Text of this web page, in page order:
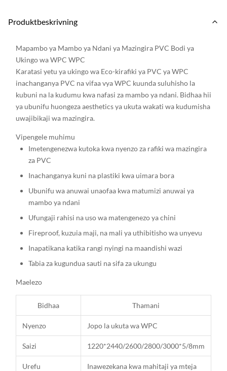
Produktbeskrivning
Mapambo ya Mambo ya Ndani ya Mazingira PVC Bodi ya
Ukingo wa WPC WPC
Karatasi yetu ya ukingo wa Eco-kirafiki ya PVC ya WPC
inachanganya PVC na vifaa vya WPC kuunda suluhisho la
kubuni na la kudumu kwa nafasi za mambo ya ndani. Bidhaa hii
ya ubunifu huongeza aesthetics ya ukuta wakati wa kudumisha
uwajibikaji wa mazingira.
Vipengele muhimu
Imetengenezwa kutoka kwa nyenzo za rafiki wa mazingira
za PVC
Inachanganya kuni na plastiki kwa uimara bora
Ubunifu wa anuwai unaofaa kwa matumizi anuwai ya
mambo ya ndani
Ufungaji rahisi na uso wa matengenezo ya chini
Fireproof, kuzuia maji, na mali ya uthibitisho wa unyevu
Inapatikana katika rangi nyingi na maandishi wazi
Tabia za kugundua sauti na sifa za ukungu
Maelezo
Bidhaa Thamani
Nyenzo Jopo la ukuta wa WPC
Saizi 1220*2440/2600/2800/3000*5/8mm
Urefu Inawezekana kwa mahitaji ya mteja